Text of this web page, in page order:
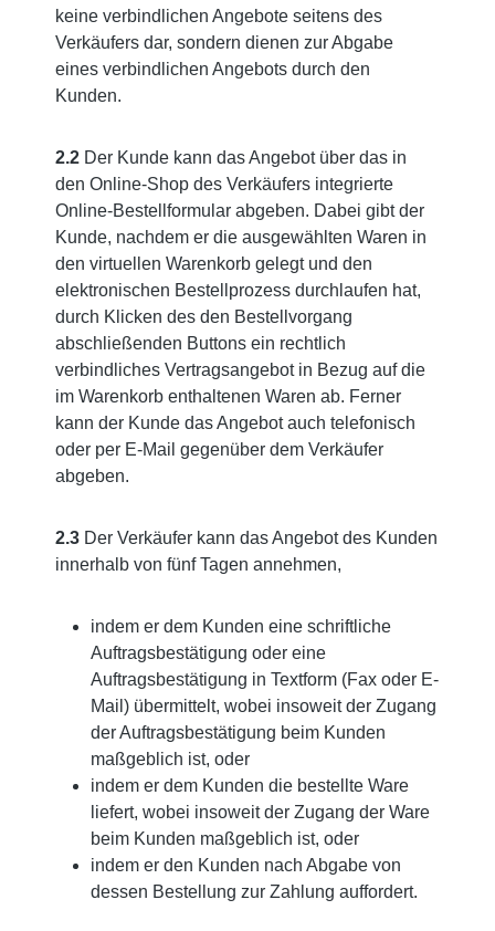
keine verbindlichen Angebote seitens des
Verkäufers dar, sondern dienen zur Abgabe
eines verbindlichen Angebots durch den
Kunden.
2.2 Der Kunde kann das Angebot über das in
den Online-Shop des Verkäufers integrierte
Online-Bestellformular abgeben. Dabei gibt der
Kunde, nachdem er die ausgewählten Waren in
den virtuellen Warenkorb gelegt und den
elektronischen Bestellprozess durchlaufen hat,
durch Klicken des den Bestellvorgang
abschließenden Buttons ein rechtlich
verbindliches Vertragsangebot in Bezug auf die
im Warenkorb enthaltenen Waren ab. Ferner
kann der Kunde das Angebot auch telefonisch
oder per E-Mail gegenüber dem Verkäufer
abgeben.
2.3 Der Verkäufer kann das Angebot des Kunden
innerhalb von fünf Tagen annehmen,
indem er dem Kunden eine schriftliche
Auftragsbestätigung oder eine
Auftragsbestätigung in Textform (Fax oder E-
Mail) übermittelt, wobei insoweit der Zugang
der Auftragsbestätigung beim Kunden
maßgeblich ist, oder
indem er dem Kunden die bestellte Ware
liefert, wobei insoweit der Zugang der Ware
beim Kunden maßgeblich ist, oder
indem er den Kunden nach Abgabe von
dessen Bestellung zur Zahlung auffordert.